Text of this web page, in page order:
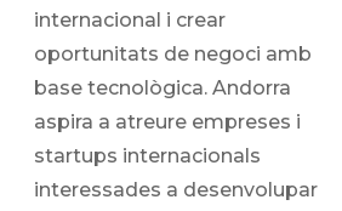
internacional i crear
oportunitats de negoci amb
base tecnològica. Andorra
aspira a atreure empreses i
startups internacionals
interessades a desenvolupar